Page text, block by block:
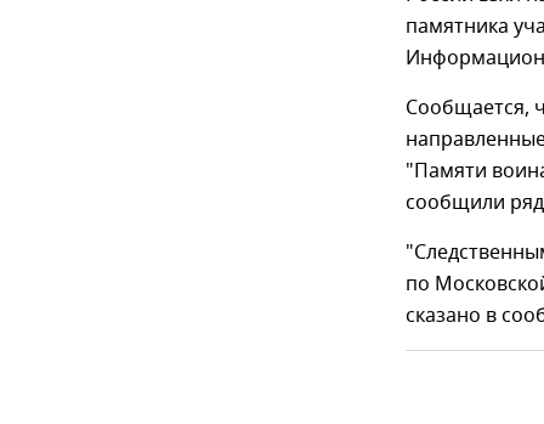
памятника
Сообщается,
"Памяти
сообщили
по
сказано в